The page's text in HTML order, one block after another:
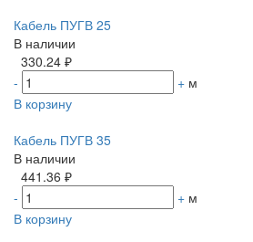
Кабель ПУГВ 25
В наличии
330.24 ₽
-
+ м
В корзину
Кабель ПУГВ 35
В наличии
441.36 ₽
-
+ м
В корзину